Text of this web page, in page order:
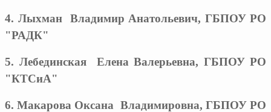
4. Лыхман Владимир Анатольевич, ГБПОУ РО
"РАДК"
5. Лебединская Елена Валерьевна, ГБПОУ РО
"КТСиА"
6. Макарова Оксана Владимировна, ГБПОУ РО